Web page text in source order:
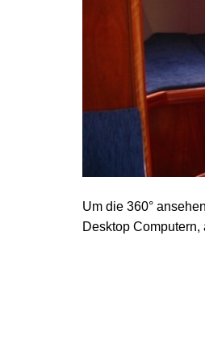
Um die 360°
Desktop